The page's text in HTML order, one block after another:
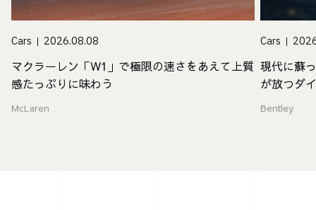
Cars 2026.08.08
マクラーレン「W1」で極限の速さをあえて上質
感たっぷりに味わう
McLaren
Cars
現代に蘇
が放つダ
Bentley